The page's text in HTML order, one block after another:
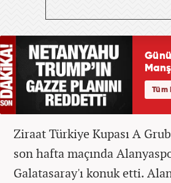
Ziraat Türkiye Kupası A
son hafta maçında
Galatasaray'ı konuk etti.